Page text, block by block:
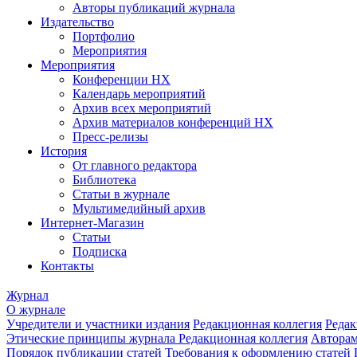
Авторы публикаций журнала
Издательство
Портфолио
Мероприятия
Мероприятия
Конференции НХ
Календарь мероприятий
Архив всех мероприятий
Архив материалов конференций НХ
Пресс-релизы
История
От главного редактора
Библиотека
Статьи в журнале
Мультимедийный архив
Интернет-Магазин
Статьи
Подписка
Контакты
Журнал
О журнале
Учредители и участники издания Редакционная коллегия
Этические принципы журнала Редакционная коллегия
Порядок публикации статей Требования к оформлению статей